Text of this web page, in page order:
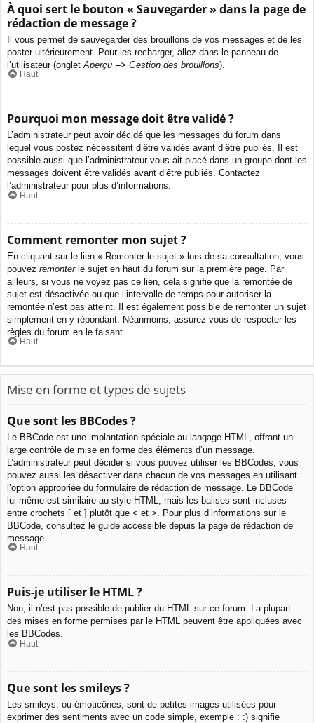
À quoi sert le bouton « Sauvegarder » dans la page de
rédaction de message ?
Il vous permet de sauvegarder des brouillons de vos messages et de les
poster ultérieurement. Pour les recharger, allez dans le panneau de
l’utilisateur (onglet Aperçu --> Gestion des brouillons).
Haut
Pourquoi mon message doit être validé ?
L’administrateur peut avoir décidé que les messages du forum dans
lequel vous postez nécessitent d’être validés avant d’être publiés. Il est
possible aussi que l’administrateur vous ait placé dans un groupe dont les
messages doivent être validés avant d’être publiés. Contactez
l’administrateur pour plus d’informations.
Haut
Comment remonter mon sujet ?
En cliquant sur le lien « Remonter le sujet » lors de sa consultation, vous
pouvez remonterle sujet en haut du forum sur la première page. Par
ailleurs, si vous ne voyez pas ce lien, cela signifie que la remontée de
sujet est désactivée ou que l’intervalle de temps pour autoriser la
remontée n’est pas atteint. Il est également possible de remonter un sujet
simplement en y répondant. Néanmoins, assurez-vous de respecter les
règles du forum en le faisant.
Haut
Mise en forme et types de sujets
Que sont les BBCodes ?
Le BBCode est une implantation spéciale au langage HTML, offrant un
large contrôle de mise en forme des éléments d’un message.
L’administrateur peut décider si vous pouvez utiliser les BBCodes, vous
pouvez aussi les désactiver dans chacun de vos messages en utilisant
l’option appropriée du formulaire de rédaction de message. Le BBCode
lui-même est similaire au style HTML, mais les balises sont incluses
entre crochets [ et ] plutôt que < et >. Pour plus d’informations sur le
BBCode, consultez le guide accessible depuis la page de rédaction de
message.
Haut
Puis-je utiliser le HTML ?
Non, il n’est pas possible de publier du HTML sur ce forum. La plupart
des mises en forme permises par le HTML peuvent être appliquées avec
les BBCodes.
Haut
Que sont les smileys ?
Les smileys, ou émoticônes, sont de petites images utilisées pour
exprimer des sentiments avec un code simple, exemple : :) signifie